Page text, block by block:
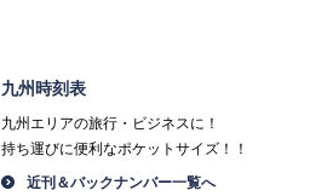
九州時刻表
九州エリアの旅行・ビジネスに！
持ち運びに便利なポケットサイズ！！
近刊＆バックナンバー一覧へ